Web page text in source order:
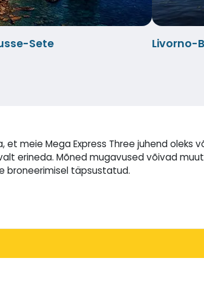
Sete Livorno-
meie Mega Express Three juhend
erineda. Mõned mugavused võivad
broneerimisel täpsustatud.